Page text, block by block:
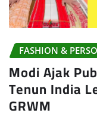
FASHION &
Modi Ajak
Tenun India
GRWM